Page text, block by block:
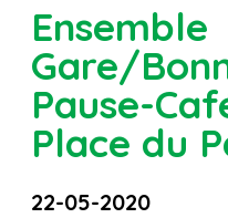
Ensemble
Gare/
Pause-
Place du
22-05-2020